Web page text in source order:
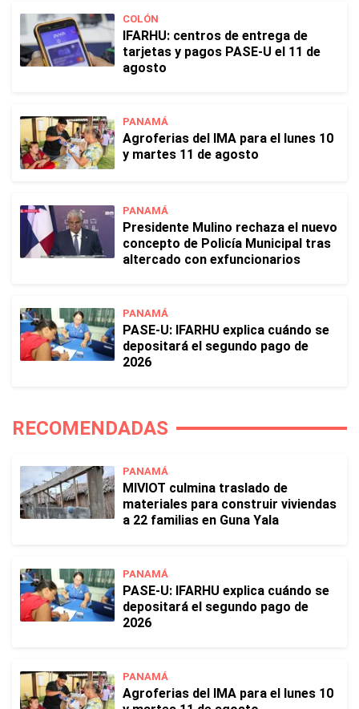
COLÓN
IFARHU: centros de entrega de
tarjetas y pagos PASE-U el 11 de
agosto
PANAMÁ
Agroferias del IMA para el lunes 10
y martes 11 de agosto
PANAMÁ
Presidente Mulino rechaza el nuevo
concepto de Policía Municipal tras
altercado con exfuncionarios
PANAMÁ
PASE-U: IFARHU explica cuándo se
depositará el segundo pago de
2026
RECOMENDADAS
PANAMÁ
MIVIOT culmina traslado de
materiales para construir viviendas
a 22 familias en Guna Yala
PANAMÁ
PASE-U: IFARHU explica cuándo se
depositará el segundo pago de
2026
PANAMÁ
Agroferias del IMA para el lunes 10